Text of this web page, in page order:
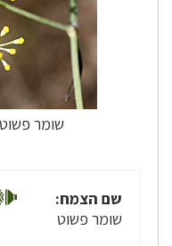
שומר
שם הצמח:
שומר פשוט